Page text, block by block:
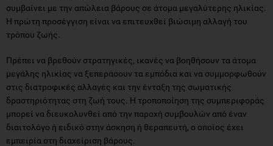
συμβαίνει με την απώλεια βάρους σε άτομα μεγαλύτερης ηλικίας.
Η πρώτη προσέγγιση είναι να επιτευχθεί βιώσιμη αλλαγή του
τρόπου ζωής.
Πρέπει να βρεθούν στρατηγικές, ικανές να βοηθήσουν τα άτομα
μεγάλης ηλικίας να ξεπεράσουν τα εμπόδια και να συμμορφωθούν
στις διατροφικές αλλαγές και την ένταξη της σωματικής
δραστηριότητας στη ζωή τους. Η τροποποίηση της συμπεριφοράς
μπορεί να διευκολυνθεί από την παροχή συμβουλών από έναν
διαιτολόγο ή ειδικό στην άσκηση ή θεραπευτή, ο οποίος έχει
εμπειρία στη διαχείριση βάρους.